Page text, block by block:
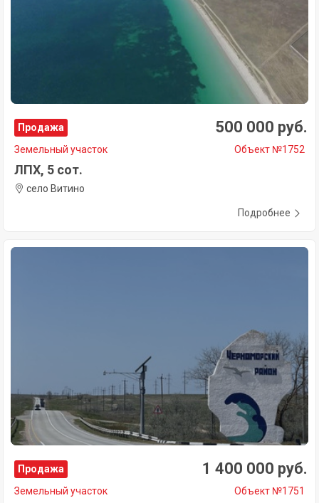
Продажа 500 000 руб.
Земельный участок Объект №1752
ЛПХ, 5 сот.
село Витино
Подробнее
Продажа 1 400 000 руб.
Земельный участок Объект №1751